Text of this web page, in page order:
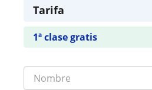
Tarifa
1ª clase gratis